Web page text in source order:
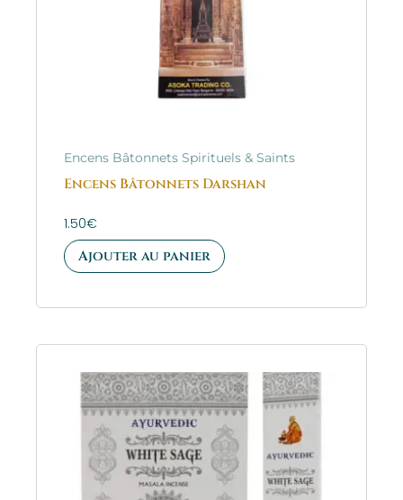
Encens Bâtonnets Spirituels & Saints
Encens Bâtonnets Darshan
1.50€
Ajouter au panier